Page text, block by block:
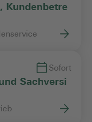
Kundenbetre
Sofort
Sachversi